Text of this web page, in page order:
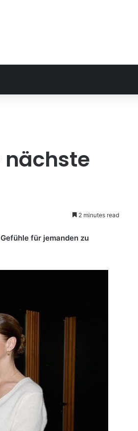
nächste
2 minutes read
für jemanden zu